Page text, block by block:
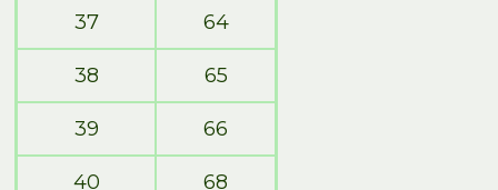
37 64
38 65
39 66
40 68